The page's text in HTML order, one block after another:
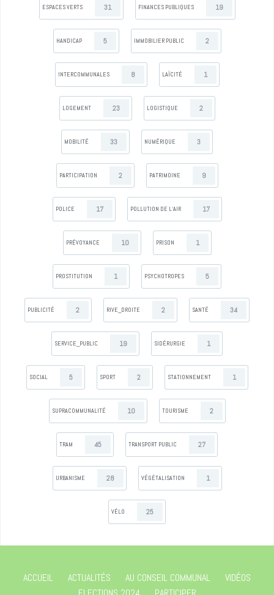
ESPACES VERTS 31 FINANCES PUBLIQUES 19
HANDICAP 5 IMMOBILIER PUBLIC 2
INTERCOMMUNALES 8 LAÏCITÉ 1
LOGEMENT 23 LOGISTIQUE 2
MOBILITÉ 33 NUMÉRIQUE 3
PARTICIPATION 2 PATRIMOINE 9
POLICE 17 POLLUTION DE L’AIR 17
PRÉVOYANCE 10 PRISON 1
PROSTITUTION 1 PSYCHOTROPES 5
PUBLICITÉ 2 RIVE_DROITE 2 SANTÉ 34
SERVICE_PUBLIC 19 SIDÉRURGIE 1
SOCIAL 5 SPORT 2 STATIONNEMENT 1
SUPRACOMMUNALITÉ 10 TOURISME 2
TRAM 45 TRANSPORT PUBLIC 27
URBANISME 28 VÉGÉTALISATION 1
VÉLO 25
ACCUEIL ACTUALITÉS AU CONSEIL COMMUNAL
VIDÉOS